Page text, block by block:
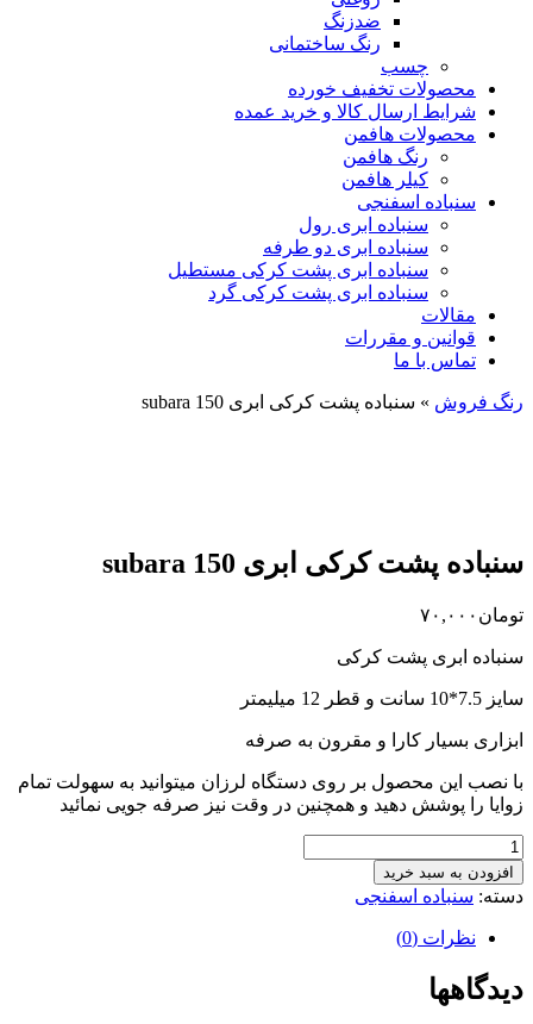
ضدزنگ
رنگ ساختمانی
چسب
محصولات تخفیف خورده
شرایط ارسال کالا و خرید عمده
محصولات هافمن
رنگ هافمن
کیلر هافمن
سنباده اسفنجی
سنباده ابری رول
سنباده ابری دو طرفه
سنباده ابری پشت کرکی مستطیل
سنباده ابری پشت کرکی گرد
مقالات
قوانین و مقررات
تماس با ما
رنگ فروش » سنباده پشت کرکی ابری 150 subara
سنباده پشت کرکی ابری 150 subara
تومان ۷۰,۰۰۰
سنباده ابری پشت کرکی
سایز 7.5*10 سانت و قطر 12 میلیمتر
ابزاری بسیار کارا و مقرون به صرفه
با نصب این محصول بر روی دستگاه لرزان میتوانید به سهولت تمام
زوایا را پوشش دهید و همچنین در وقت نیز صرفه جویی نمائید
سنباده
پشت
کرکی
افزودن به سبد خرید
دسته: سنباده اسفنجی
نظرات (0)
دیدگاهها